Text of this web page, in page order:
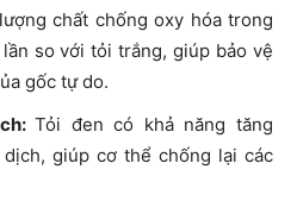
chất chống oxy hóa trong
so với tỏi trắng, giúp bảo vệ
gốc tự do.
Tỏi đen có khả năng tăng
giúp cơ thể chống lại các